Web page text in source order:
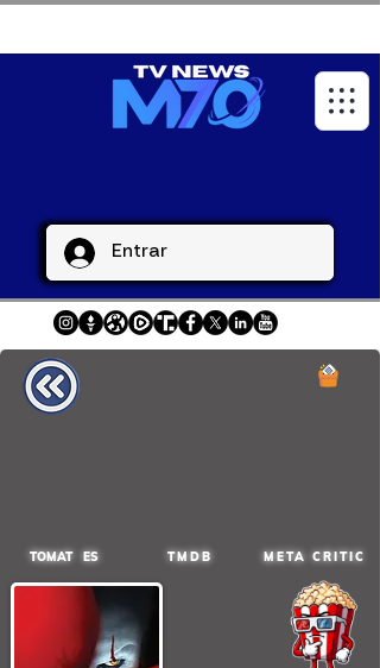
Entrar
TOMAT ES TMDB META CRITIC